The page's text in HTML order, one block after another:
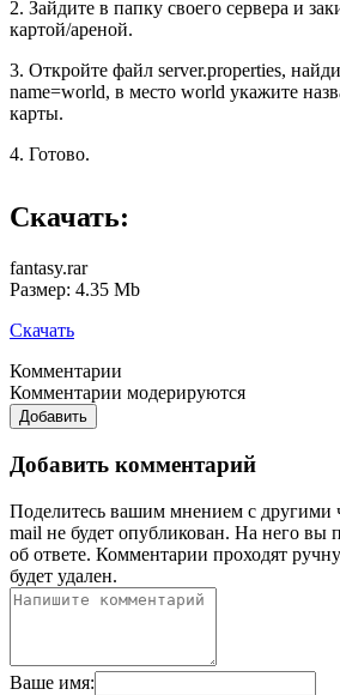
2. Зайдите в папку своего сервера и
картой/ареной.
3. Откройте файл server.properties,
name=world, в место world укажите
карты.
4. Готово.
Скачать:
fantasy.rar
Размер: 4.35 Mb
Скачать
Комментарии
Комментарии модерируются
Добавить
Добавить комментарий
Поделитесь вашим мнением с другими
mail не будет опубликован. На него вы
об ответе. Комментарии проходят
будет удален.
Ваше имя: